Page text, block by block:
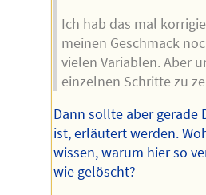
Ich hab das mal
meinen Geschmack
vielen Variablen. Aber
einzelnen Schritte zu
Dann sollte aber gerade
ist, erläutert werden.
wissen, warum hier so
wie gelöscht?